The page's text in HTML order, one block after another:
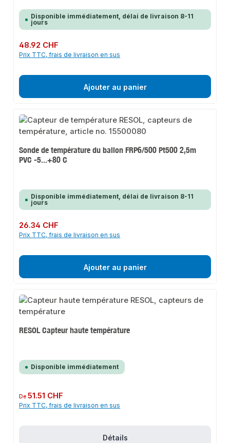
Disponible immédiatement, délai de livraison 8-11
jours
Prix régulier :
48.92 CHF
Prix TTC, frais de livraison en sus
Ajouter au panier
Sonde de température du ballon FRP6/500 Pt500 2,5m
PVC -5...+80 C
Disponible immédiatement, délai de livraison 8-11
jours
Prix régulier :
26.34 CHF
Prix TTC, frais de livraison en sus
Ajouter au panier
RESOL Capteur haute température
Disponible immédiatement
Prix régulier :
De51.51 CHF
Prix TTC, frais de livraison en sus
Détails